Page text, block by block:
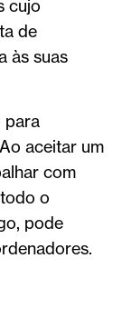
cujo
de
às suas
para
aceitar um
com
o
pode